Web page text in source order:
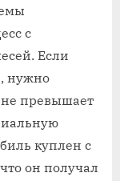
с
Если
нужно
не превышает
куплен с
он получал